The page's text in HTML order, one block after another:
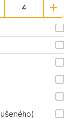
4
Větší
porce